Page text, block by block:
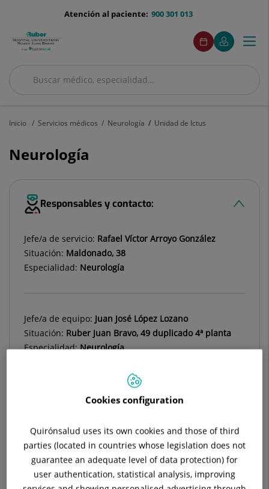
menu-
900 301 013
Atención al paciente:
Buscar
Buscar
menuAcceso
Pedir
cita
Este
enlace
se
en
Mi
Quirónsalud
Este
enlace
se
en
ventana
nueva.
Menú
Inicio Servicios médicos Neurología Unidad de Ictus
Neurología
Responsables y contacto:
Jefe/a de servicio: Rafael Víctor Arroyo González
Situación: Maldonado, 38
Especialidad: Neurología
Jefe/a de equipo: Juan José López Lozano
Situación: Ruber Juan Bravo, 49 duplicado 4ª planta
Especialidad:Neurología
Unidad de Ictus de Quirónsalud Madrid
Cookies configuration
Quirónsalud uses its own cookies and those of third
parties (located in countries whose legislation does not
guarantee an adequate level of data protection) for
user authentication, statistical analysis, improving